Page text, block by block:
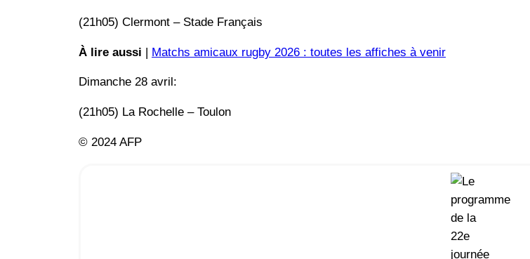
(21h05) Clermont – Stade Français
À lire aussi | Matchs amicaux rugby 2026 : toutes les affiches à venir
Dimanche 28 avril:
(21h05) La Rochelle – Toulon
© 2024 AFP